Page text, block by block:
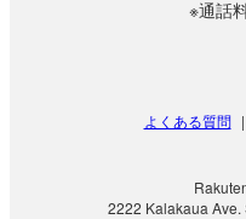
※通話
よくある質問 |
2222 Kalakaua